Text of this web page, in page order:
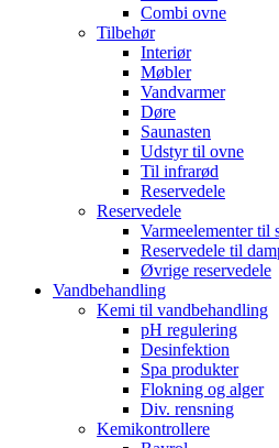
Combi ovne
Tilbehør
Interiør
Møbler
Vandvarmer
Døre
Saunasten
Udstyr til ovne
Til infrarød
Reservedele
Reservedele
Varmeelementer til
Reservedele til
Øvrige reservedele
Vandbehandling
Kemi til vandbehandling
pH regulering
Desinfektion
Spa produkter
Flokning og alger
Div. rensning
Kemikontrollere